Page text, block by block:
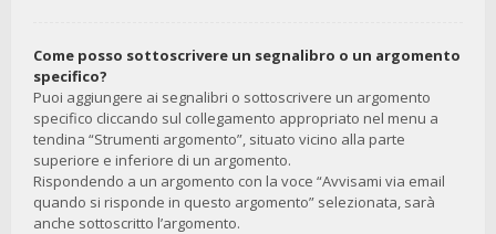
Come posso sottoscrivere un segnalibro o un argomento
specifico?
Puoi aggiungere ai segnalibri o sottoscrivere un argomento
specifico cliccando sul collegamento appropriato nel menu a
tendina “Strumenti argomento”, situato vicino alla parte
superiore e inferiore di un argomento.
Rispondendo a un argomento con la voce “Avvisami via email
quando si risponde in questo argomento” selezionata, sarà
anche sottoscritto l’argomento.